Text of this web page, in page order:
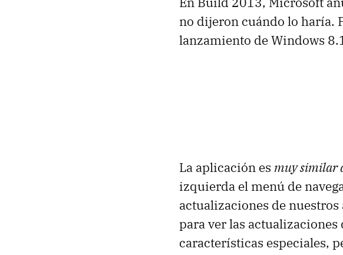
no dijeron cuándo lo haría.
lanzamiento de Windows
La aplicación es muy similar
izquierda el menú de
actualizaciones de
para ver las
características especiales,